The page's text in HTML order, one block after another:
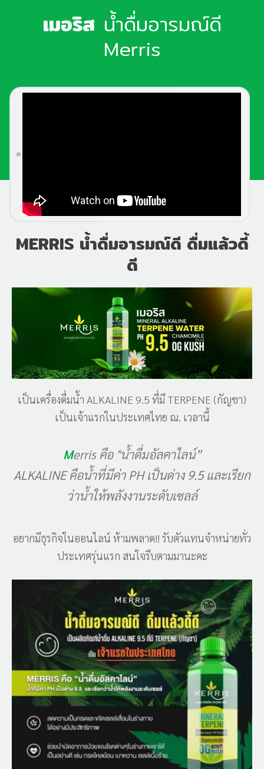
เมอริส น้ำดื่มอารมณ์ดี
Merris
MERRIS น้ำดื่มอารมณ์ดี ดื่มแล้วดี้
ดี
เป็นเครื่องดื่มน้ำ ALKALINE 9.5 ที่มี TERPENE (กัญชา)
เป็นเจ้าแรกในประเทศไทย ณ. เวลานี้
Merris คือ "น้ำดื่มอัลคาไลน์”
ALKALINE คือน้ำที่มีค่า PH เป็นด่าง 9.5 และเรียก
ว่าน้ำให้พลังงานระดับเซลล์
อยากมีธุรกิจในออนไลน์ ห้ามพลาด!! รับตัวแทนจำหน่ายทั่ว
ประเทศรุ่นแรก สนใจรีบตามมานะคะ